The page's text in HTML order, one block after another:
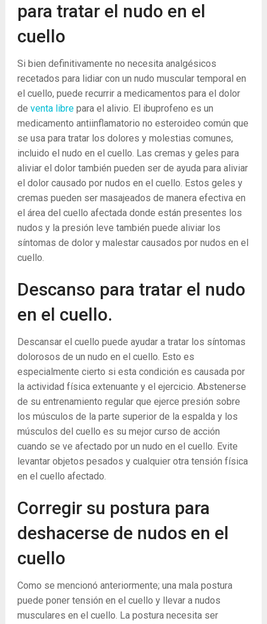
para tratar el nudo en el
cuello
Si bien definitivamente no necesita analgésicos
recetados para lidiar con un nudo muscular temporal en
el cuello, puede recurrir a medicamentos para el dolor
de venta librepara el alivio. El ibuprofeno es un
medicamento antiinflamatorio no esteroideo común que
se usa para tratar los dolores y molestias comunes,
incluido el nudo en el cuello. Las cremas y geles para
aliviar el dolor también pueden ser de ayuda para aliviar
el dolor causado por nudos en el cuello. Estos geles y
cremas pueden ser masajeados de manera efectiva en
el área del cuello afectada donde están presentes los
nudos y la presión leve también puede aliviar los
síntomas de dolor y malestar causados ​​por nudos en el
cuello.
Descanso para tratar el nudo
en el cuello.
Descansar el cuello puede ayudar a tratar los síntomas
dolorosos de un nudo en el cuello. Esto es
especialmente cierto si esta condición es causada por
la actividad física extenuante y el ejercicio. Abstenerse
de su entrenamiento regular que ejerce presión sobre
los músculos de la parte superior de la espalda y los
músculos del cuello es su mejor curso de acción
cuando se ve afectado por un nudo en el cuello. Evite
levantar objetos pesados ​​y cualquier otra tensión física
en el cuello afectado.
Corregir su postura para
deshacerse de nudos en el
cuello
Como se mencionó anteriormente; una mala postura
puede poner tensión en el cuello y llevar a nudos
musculares en el cuello. La postura necesita ser